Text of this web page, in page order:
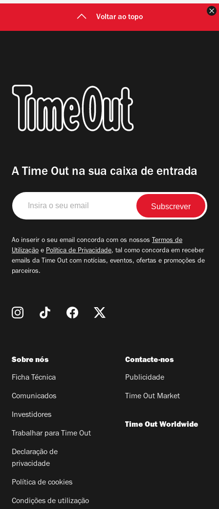
Voltar ao topo
A Time Out na sua caixa de entrada
Insira
o
seu
Ao inserir o seu email concorda com os nossos Termos de
Utilização e Política de Privacidade, tal como concorda em receber
emails da Time Out com notícias, eventos, ofertas e promoções de
parceiros.
Sobre nós
Ficha Técnica
Comunicados
Investidores
Trabalhar para Time Out
Declaração de
privacidade
Política de cookies
Condições de utilização
Contacte-nos
Publicidade
Time Out Market
Time Out Worldwide